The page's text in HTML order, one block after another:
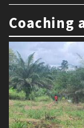
Coaching